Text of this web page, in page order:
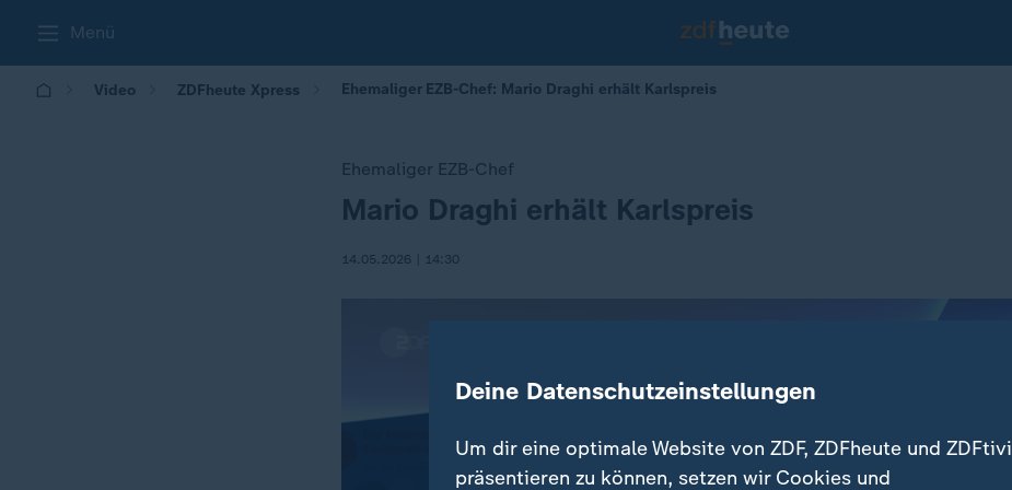
Menü
Video ZDFheute Xpress Ehemaliger EZB-Chef: Mario Draghi erhält Karlspreis
Ehemaliger EZB-Chef
:Mario Draghi erhält Karlspreis
14.05.2026 | 14:30
Deine Datenschutzeinstellungen
Um dir eine optimale Website von ZDF, ZDFheute und ZDFtivi
präsentieren zu können, setzen wir Cookies und